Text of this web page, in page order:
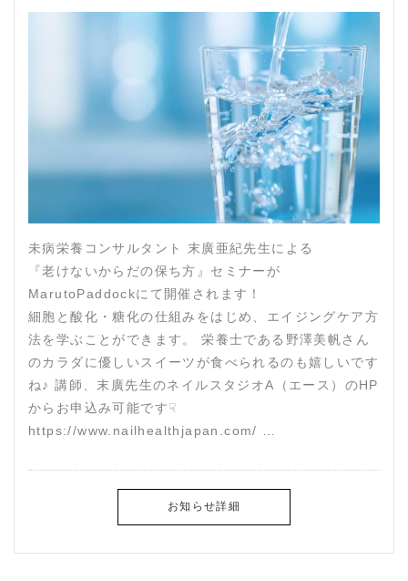
未病栄養コンサルタント 末廣亜紀先生による
『老けないからだの保ち方』セミナーが
MarutoPaddockにて開催されます！
細胞と酸化・糖化の仕組みをはじめ、エイジングケア方
法を学ぶことができます。 栄養士である野澤美帆さん
のカラダに優しいスイーツが食べられるのも嬉しいです
ね♪ 講師、末廣先生のネイルスタジオA（エース）のHP
からお申込み可能です☟
https://www.nailhealthjapan.com/ …
お知らせ詳細